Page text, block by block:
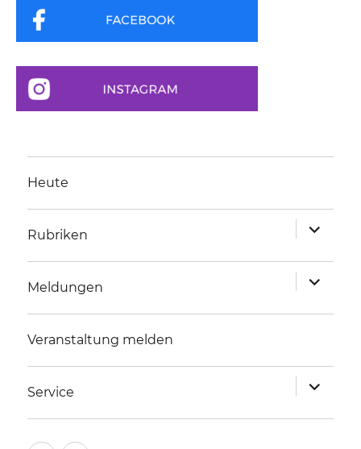
Heute
Rubriken
anzeigen
Meldungen
anzeigen
Veranstaltung melden
Service
anzeigen